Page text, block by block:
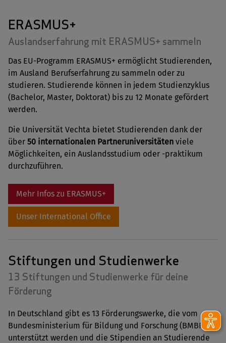
ERASMUS+
Auslandserfahrung mit ERASMUS+ sammeln
Das EU-Programm ERASMUS+ ermöglicht Studierenden,
im Ausland Berufserfahrung zu sammeln oder zu
studieren. Studierende können in jedem Studienzyklus
(Bachelor, Master, Doktorat) bis zu 12 Monate gefördert
werden.
Die Universität Vechta bietet Studierenden dank der
über50 internationalen Partneruniversitäten viele
Möglichkeiten, ein Auslandsstudium oder -praktikum
durchzuführen.
Mehr Infos zu ERASMUS+
Unser International Office
Stiftungen und Studienwerke
13 Stiftungen und Studienwerke für deine
Förderung
In Deutschland gibt es 13 Förderungswerke, die vom
Bundesministerium für Bildung und Forschung (BMBF)
unterstützt werden und die Stipendien an Studierende